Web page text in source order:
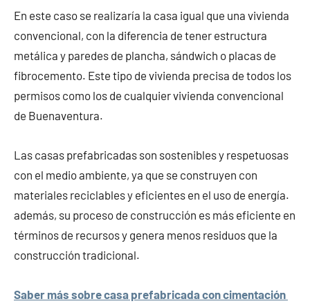
En este caso se realizaría la casa igual que una vivienda
convencional, con la diferencia de tener estructura
metálica y paredes de plancha, sándwich o placas de
fibrocemento. Este tipo de vivienda precisa de todos los
permisos como los de cualquier vivienda convencional
de Buenaventura.
Las casas prefabricadas son sostenibles y respetuosas
con el medio ambiente, ya que se construyen con
materiales reciclables y eficientes en el uso de energía.
además, su proceso de construcción es más eficiente en
términos de recursos y genera menos residuos que la
construcción tradicional.
Saber más sobre casa prefabricada con cimentación